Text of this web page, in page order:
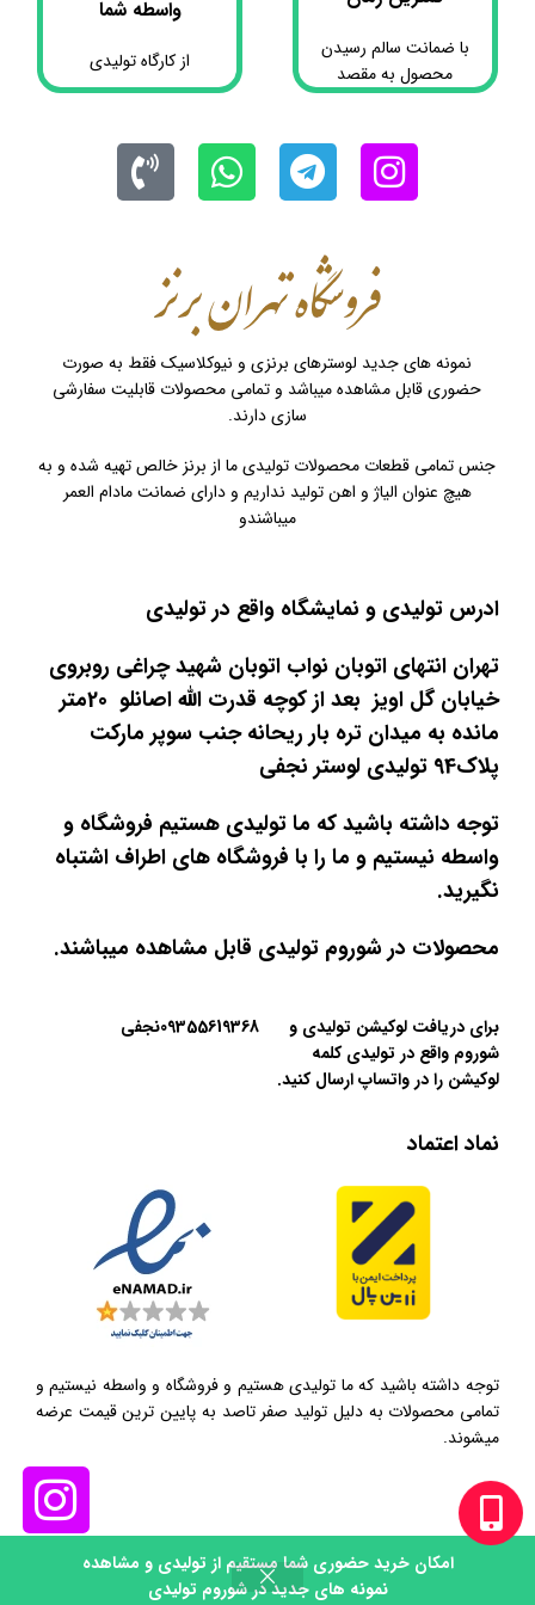
امکان خرید حضوری شما مستقیم از تولیدی و مشاهده
نمونه های جدید در شوروم تولیدی
با ضمانت سالم رسیدن
محصول به مقصد
واسطه شما
از کارگاه تولیدی
نمونه های جدید لوسترهای برنزی و نیوکلاسیک فقط به صورت
حضوری قابل مشاهده میباشد و تمامی محصولات قابلیت سفارشی
سازی دارند.
جنس تمامی قطعات محصولات تولیدی ما از برنز خالص تهیه شده و به
هیچ عنوان الیاژ و اهن تولید نداریم و دارای ضمانت مادام العمر
میباشندو
ادرس تولیدی و نمایشگاه واقع در تولیدی
تهران انتهای اتوبان نواب اتوبان شهید چراغی روبروی
خیابان گل اویز بعد از کوچه قدرت الله اصانلو 20متر
مانده به میدان تره بار ریحانه جنب سوپر مارکت
پلاک94 تولیدی لوستر نجفی
توجه داشته باشید که ما تولیدی هستیم فروشگاه و
واسطه نیستیم و ما را با فروشگاه های اطراف اشتباه
نگیرید.
محصولات در شوروم تولیدی قابل مشاهده میباشند.
برای دریافت لوکیشن تولیدی و
شوروم واقع در تولیدی کلمه
لوکیشن را در واتساپ ارسال کنید.
09355619368نجفی
نماد اعتماد
توجه داشته باشید که ما تولیدی هستیم و فروشگاه و واسطه نیستیم و
تمامی محصولات به دلیل تولید صفر تاصد به پایین ترین قیمت عرضه
میشوند.